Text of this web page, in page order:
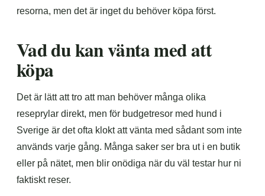
resorna, men det är inget du behöver köpa först.
Vad du kan vänta med att
köpa
Det är lätt att tro att man behöver många olika
reseprylar direkt, men för budgetresor med hund i
Sverige är det ofta klokt att vänta med sådant som inte
används varje gång. Många saker ser bra ut i en butik
eller på nätet, men blir onödiga när du väl testar hur ni
faktiskt reser.